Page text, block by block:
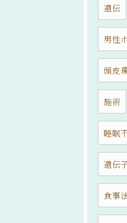
遺伝
男性
頭皮
施術
睡眠
遺伝
食事